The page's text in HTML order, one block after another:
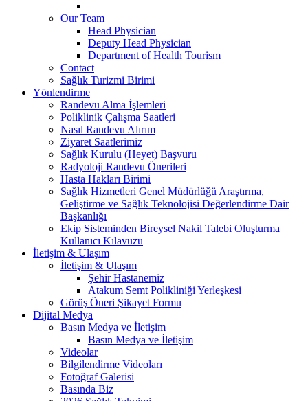
Our Team
Head Physician
Deputy Head Physician
Department of Health Tourism
Contact
Sağlık Turizmi Birimi
Yönlendirme
Randevu Alma İşlemleri
Poliklinik Çalışma Saatleri
Nasıl Randevu Alırım
Ziyaret Saatlerimiz
Sağlık Kurulu (Heyet) Başvuru
Radyoloji Randevu Önerileri
Hasta Hakları Birimi
Sağlık Hizmetleri Genel Müdürlüğü Araştırma,
Geliştirme ve Sağlık Teknolojisi Değerlendirme Dair
Başkanlığı
Ekip Sisteminden Bireysel Nakil Talebi Oluşturma
Kullanıcı Kılavuzu
İletişim & Ulaşım
İletişim & Ulaşım
Şehir Hastanemiz
Atakum Semt Polikliniği Yerleşkesi
Görüş Öneri Şikayet Formu
Dijital Medya
Basın Medya ve İletişim
Basın Medya ve İletişim
Videolar
Bilgilendirme Videoları
Fotoğraf Galerisi
Basında Biz